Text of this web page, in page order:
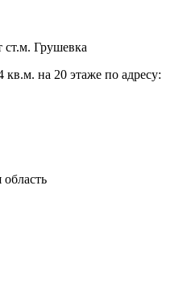
Грушевка
на 20 этаже по адресу: